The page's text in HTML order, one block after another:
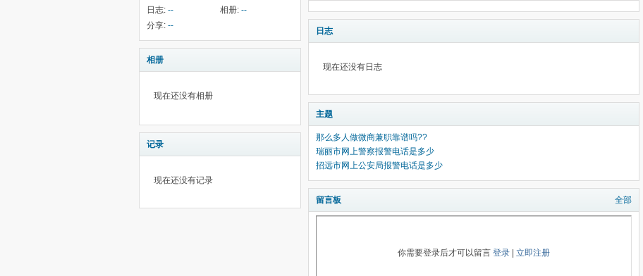
日志: -- 相册: --
分享: --
相册
现在还没有相册
记录
现在还没有记录
日志
现在还没有日志
主题
那么多人做微商兼职靠谱吗??
瑞丽市网上警察报警电话是多少
招远市网上公安局报警电话是多少
留言板 全部
你需要登录后才可以留言 登录 立即注册